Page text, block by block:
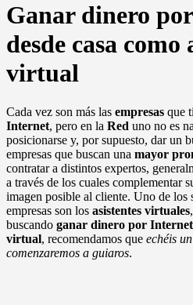
Ganar dinero
desde casa como
virtual
Cada vez son más las empresas que
Internet, pero en la Red uno no es
posicionarse y, por supuesto, dar un
empresas que buscan una mayor
contratar a distintos expertos,
a través de los cuales complementar
imagen posible al cliente. Uno de los
empresas son los asistentes virtuales
buscando ganar dinero por Internet
virtual, recomendamos que echéis
comenzaremos a guiaros.